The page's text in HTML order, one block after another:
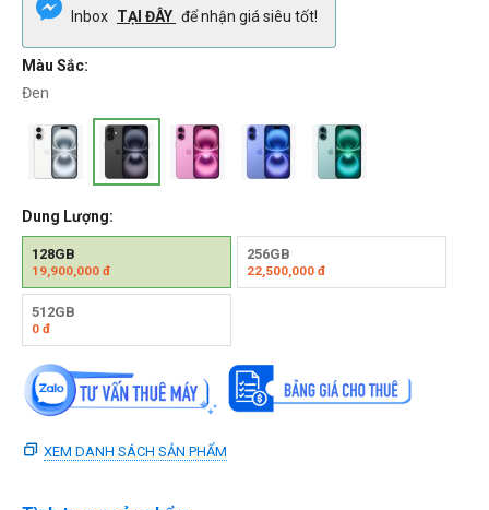
Inbox TẠI ĐÂY để nhận giá siêu tốt!
Màu Sắc:
Đen
Dung Lượng:
128GB
19,900,000 đ
256GB
22,500,000đ
512GB
0 đ
XEM DANH SÁCH SẢN PHẨM